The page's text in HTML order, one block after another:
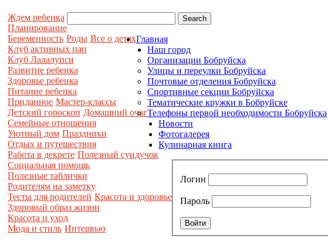
Ждем ребенка
Планирование
Беременность Роды Все о детях
Клуб активных пап
Клуб Лалалупси
Развитие ребенка
Здоровье ребенка
Питание ребенка
Приданное Мастер-классы
Детский гороскоп Домашний очаг
Семейные отношения
Уютный дом Праздники
Отдых и путешествия
Работа в декрете Полезный сундучок
Социальная помощь
Полезные таблички
Родителям на заметку
Тесты для родителей Красота и здоровье
Здоровый образ жизни
Красота и уход
Мода и стиль Интервью
Главная
Наш город
Организации Бобруйска
Улицы и переулки Бобруйска
Почтовые отделения Бобруйска
Спортивные секции Бобруйска
Тематические кружки в Бобруйске
Телефоны первой необходимости Бобруйска
Новости
Фотогалерея
Кулинарная книга
Логин
Пароль